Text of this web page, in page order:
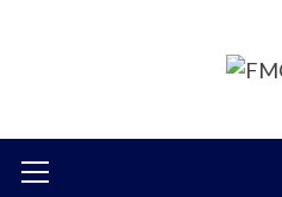
primario